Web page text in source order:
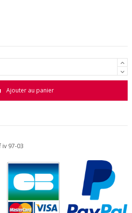
Ajouter au panier
iv 97-03